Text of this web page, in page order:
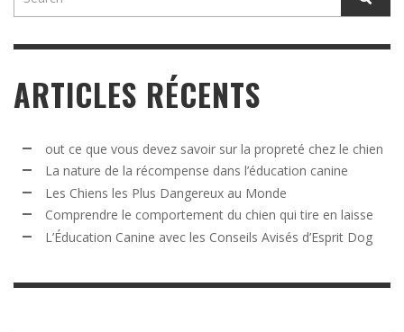
ARTICLES RÉCENTS
out ce que vous devez savoir sur la propreté chez le chien
La nature de la récompense dans l’éducation canine
Les Chiens les Plus Dangereux au Monde
Comprendre le comportement du chien qui tire en laisse
L’Éducation Canine avec les Conseils Avisés d’Esprit Dog